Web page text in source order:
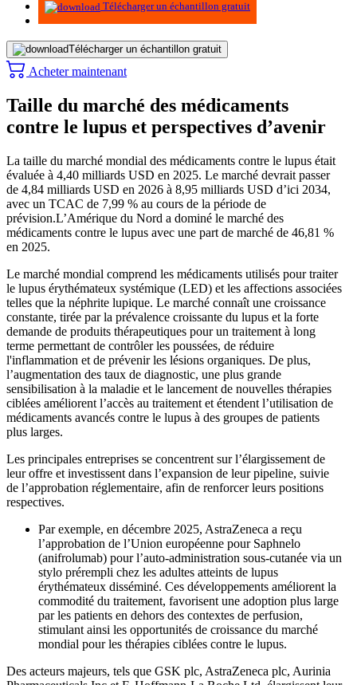
Télécharger un échantillon gratuit
Télécharger un échantillon gratuit
Acheter maintenant
Taille du marché des médicaments
contre le lupus et perspectives d’avenir
La taille du marché mondial des médicaments contre le lupus était
évaluée à 4,40 milliards USD en 2025. Le marché devrait passer
de 4,84 milliards USD en 2026 à 8,95 milliards USD d’ici 2034,
avec un TCAC de 7,99 % au cours de la période de
prévision.L’Amérique du Nord a dominé le marché des
médicaments contre le lupus avec une part de marché de 46,81 %
en 2025.
Le marché mondial comprend les médicaments utilisés pour traiter
le lupus érythémateux systémique (LED) et les affections associées
telles que la néphrite lupique. Le marché connaît une croissance
constante, tirée par la prévalence croissante du lupus et la forte
demande de produits thérapeutiques pour un traitement à long
terme permettant de contrôler les poussées, de réduire
l'inflammation et de prévenir les lésions organiques. De plus,
l’augmentation des taux de diagnostic, une plus grande
sensibilisation à la maladie et le lancement de nouvelles thérapies
ciblées améliorent l’accès au traitement et étendent l’utilisation de
médicaments avancés contre le lupus à des groupes de patients
plus larges.
Les principales entreprises se concentrent sur l’élargissement de
leur offre et investissent dans l’expansion de leur pipeline, suivie
de l’approbation réglementaire, afin de renforcer leurs positions
respectives.
Par exemple, en décembre 2025, AstraZeneca a reçu
l’approbation de l’Union européenne pour Saphnelo
(anifrolumab) pour l’auto-administration sous-cutanée via un
stylo prérempli chez les adultes atteints de lupus
érythémateux disséminé. Ces développements améliorent la
commodité du traitement, favorisent une adoption plus large
par les patients en dehors des contextes de perfusion,
stimulant ainsi les opportunités de croissance du marché
mondial pour les thérapies ciblées contre le lupus.
Des acteurs majeurs, tels que GSK plc, AstraZeneca plc, Aurinia